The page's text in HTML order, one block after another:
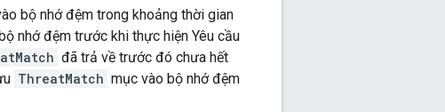
bộ nhớ đệm trong khoảng thời gian
nhớ đệm trước khi thực hiện Yêu cầu
đã trả về trước đó chưa hết
ThreatMatch mục vào bộ nhớ đệm